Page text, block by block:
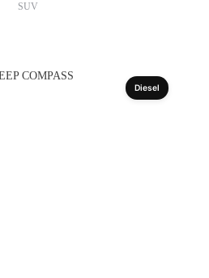
SUV
Diesel